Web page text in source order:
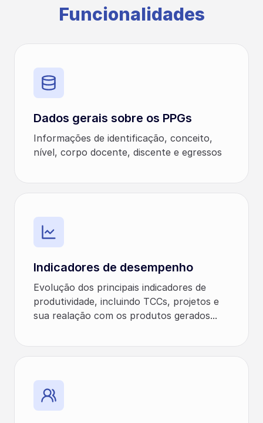
Funcionalidades
Dados gerais sobre os PPGs
Informações de identificação, conceito,
nível, corpo docente, discente e egressos
Indicadores de desempenho
Evolução dos principais indicadores de
produtividade, incluindo TCCs, projetos e
sua realação com os produtos gerados...